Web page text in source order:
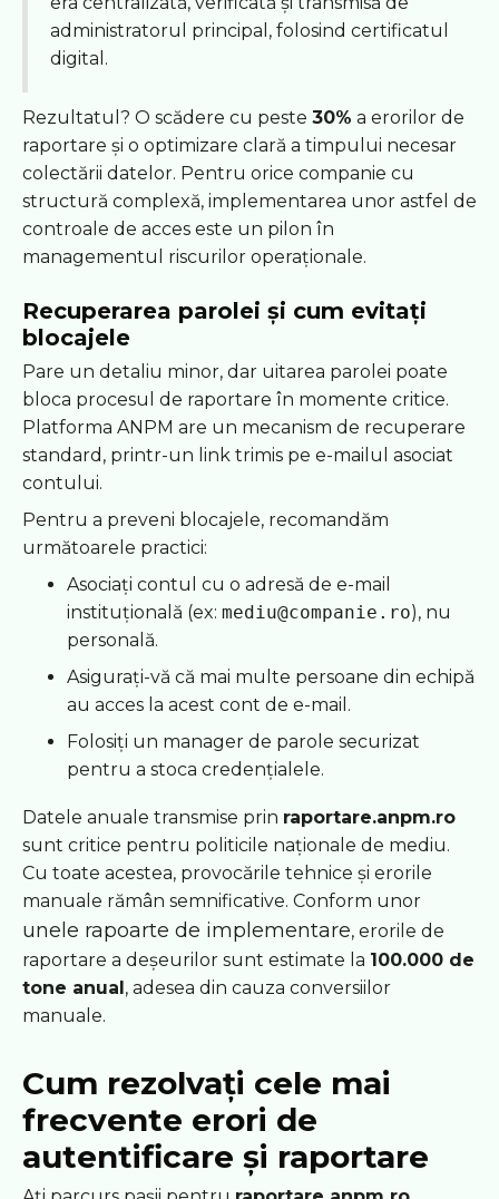
administratorul principal, folosind certificatul
digital.
Rezultatul? O scădere cu peste 30% a erorilor de
raportare și o optimizare clară a timpului necesar
colectării datelor. Pentru orice companie cu
structură complexă, implementarea unor astfel de
controale de acces este un pilon în
managementul riscurilor operaționale.
Recuperarea parolei și cum evitați
blocajele
Pare un detaliu minor, dar uitarea parolei poate
bloca procesul de raportare în momente critice.
Platforma ANPM are un mecanism de recuperare
standard, printr-un link trimis pe e-mailul asociat
contului.
Pentru a preveni blocajele, recomandăm
următoarele practici:
Asociați contul cu o adresă de e-mail
instituțională (ex: mediu@companie.ro), nu
personală.
Asigurați-vă că mai multe persoane din echipă
au acces la acest cont de e-mail.
Folosiți un manager de parole securizat
pentru a stoca credențialele.
Datele anuale transmise prin raportare.anpm.ro
sunt critice pentru politicile naționale de mediu.
Cu toate acestea, provocările tehnice și erorile
manuale rămân semnificative. Conform unor
unele rapoarte de implementare, erorile de
raportare a deșeurilor sunt estimate la 100.000 de
tone anual , adesea din cauza conversiilor
manuale.
Cum rezolvați cele mai
frecvente erori de
autentificare și raportare